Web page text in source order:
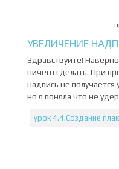
УВЕЛИЧЕНИЕ
Здравствуйте!
ничего сделать. При
надпись не
но я поняла что не
урок 4.4.Создание